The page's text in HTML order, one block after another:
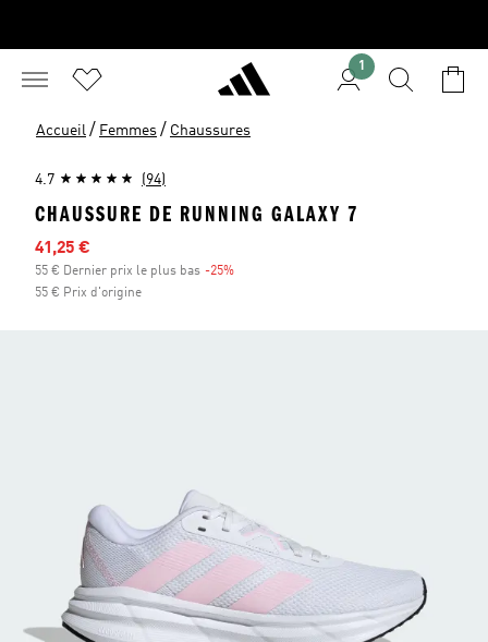
1
Accueil / Femmes / Chaussures
4.7 (94)
CHAUSSURE DE RUNNING GALAXY 7
Prix en promo
41,25 €
55 € Dernier prix le plus bas -25%
55 € Prix d'origine